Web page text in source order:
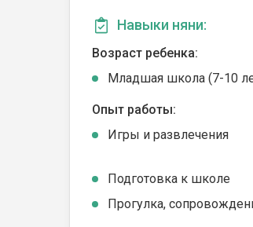
Навыки няни:
Возраст ребенка:
Младшая школа (7-10
Опыт работы:
Игры и развлечения
Подготовка к школе
Прогулка,